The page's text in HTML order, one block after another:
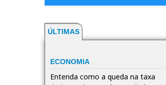
ÚLTIMAS
ECONOMIA
Entenda como a queda na taxa